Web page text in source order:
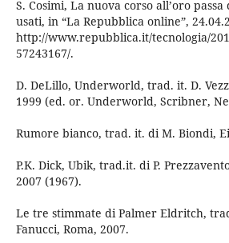
S. Cosimi, La nuova corso all’oro
usati, in “La Repubblica online”,
http://www.repubblica.it/tecnologia/
57243167/.
D. DeLillo, Underworld, trad. it. D.
1999 (ed. or. Underworld, Scribner,
Rumore bianco, trad. it. di M. Biondi,
P.K. Dick, Ubik, trad.it. di P.
2007 (1967).
Le tre stimmate di Palmer Eldritch,
Fanucci, Roma, 2007.